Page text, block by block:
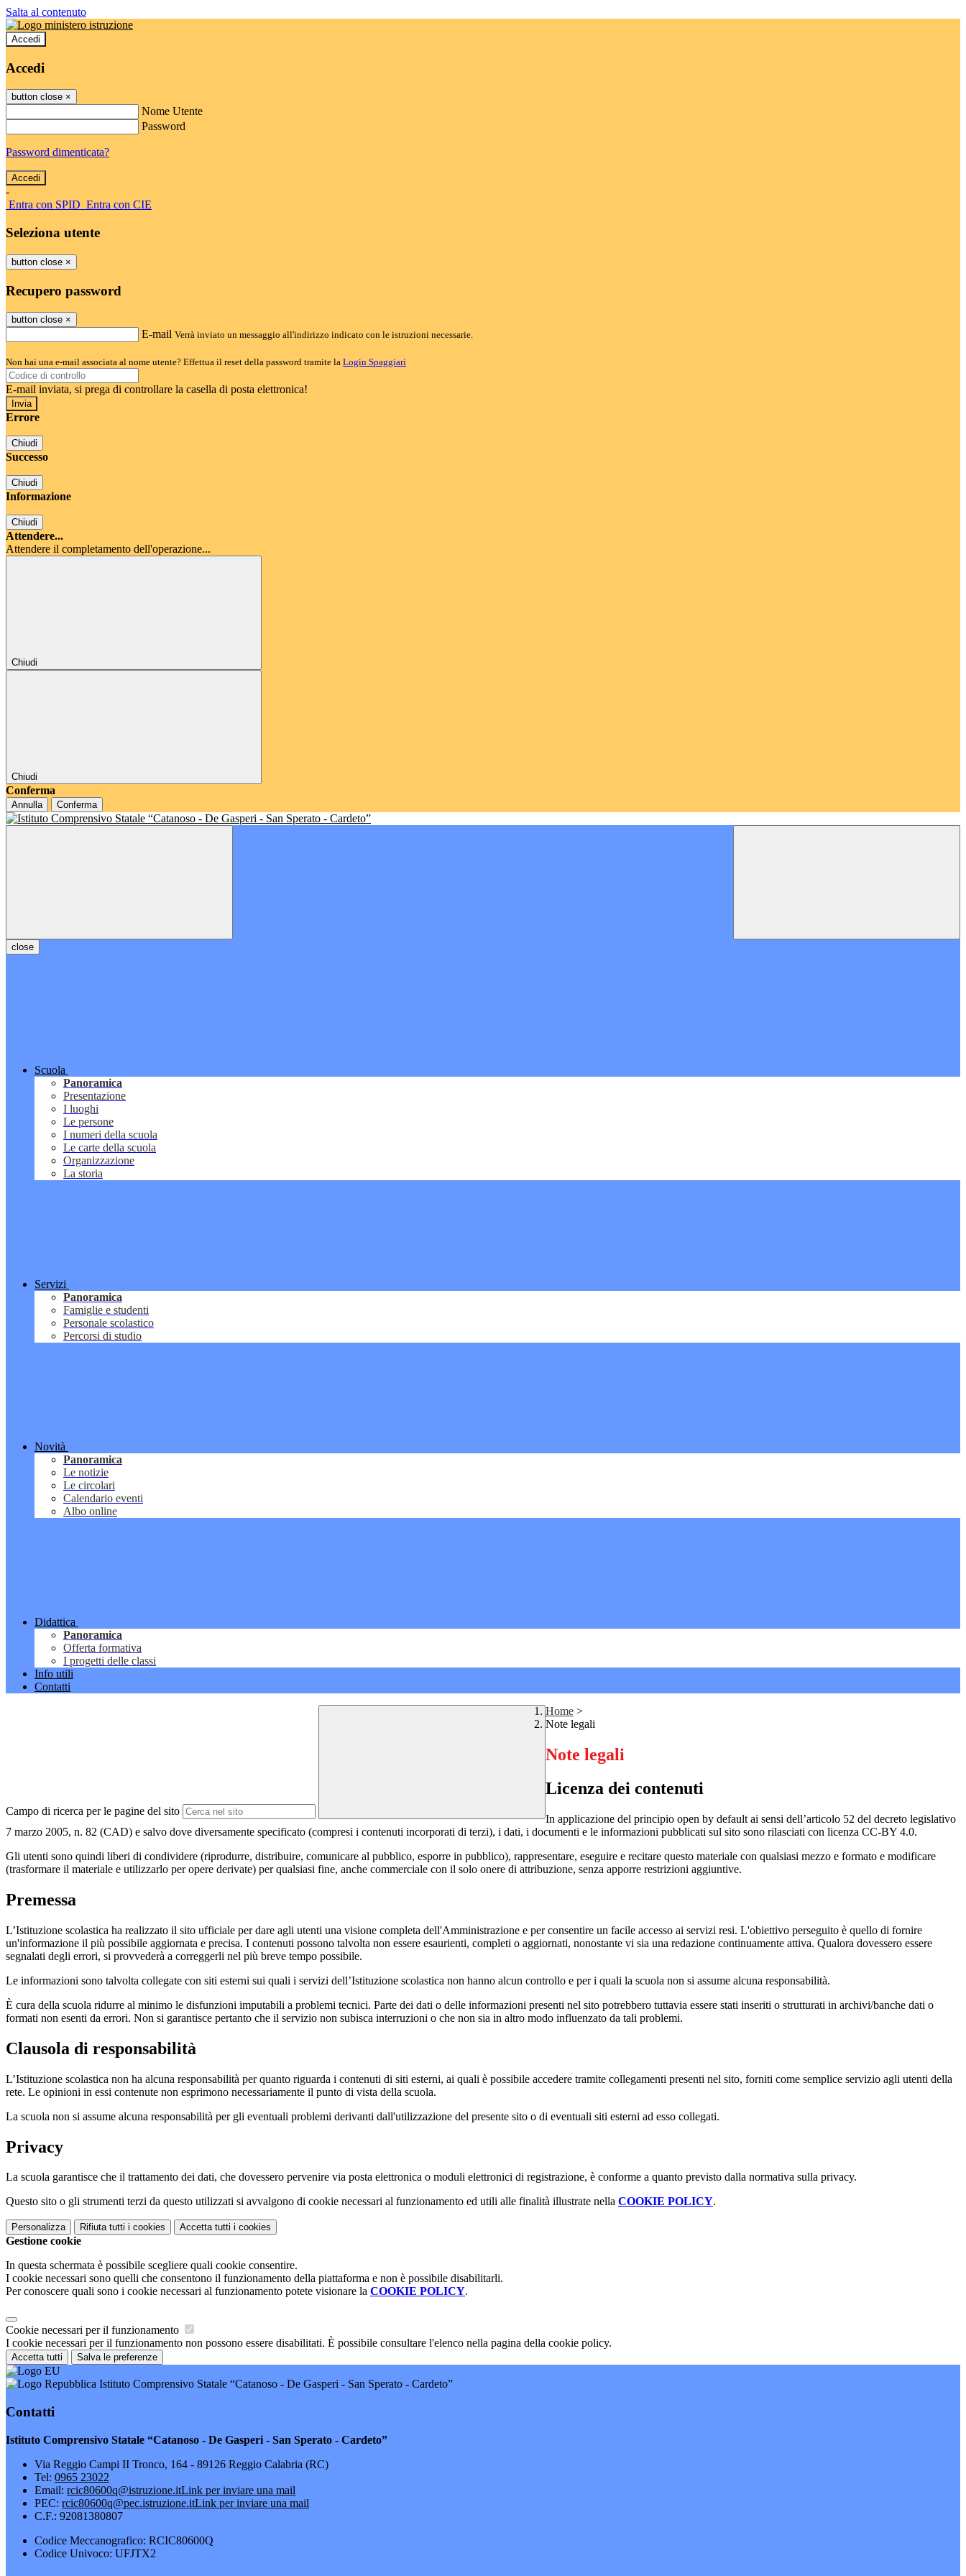
Salta al contenuto
Accedi
Accedi
button close ×
Nome Utente
Password
Password dimenticata?
-
Entra con SPID Entra con CIE
Seleziona utente
button close ×
Recupero password
button close ×
E-mail Verrà inviato un messaggio all'indirizzo indicato con le istruzioni necessarie.
Non hai una e-mail associata al nome utente? Effettua il reset della password tramite la Login Spaggiari
E-mail inviata, si prega di controllare la casella di posta elettronica!
Errore
Chiudi
Successo
Chiudi
Informazione
Chiudi
Attendere...
Attendere il completamento dell'operazione...
Chiudi
Chiudi
Conferma
Annulla Conferma
close
Scuola
Panoramica
Presentazione
I luoghi
Le persone
I numeri della scuola
Le carte della scuola
Organizzazione
La storia
Servizi
Panoramica
Famiglie e studenti
Personale scolastico
Percorsi di studio
Novità
Panoramica
Le notizie
Le circolari
Calendario eventi
Albo online
Didattica
Panoramica
Offerta formativa
I progetti delle classi
Info utili
Contatti
Campo di ricerca per le pagine del sito
Home >
Note legali
Note legali
Licenza dei contenuti
In applicazione del principio open by default ai sensi dell’articolo 52 del decreto legislativo
7 marzo 2005, n. 82 (CAD) e salvo dove diversamente specificato (compresi i contenuti incorporati di terzi), i dati, i documenti e le informazioni pubblicati sul sito sono rilasciati con licenza CC-BY 4.0.
Gli utenti sono quindi liberi di condividere (riprodurre, distribuire, comunicare al pubblico, esporre in pubblico), rappresentare, eseguire e recitare questo materiale con qualsiasi mezzo e formato e modificare
(trasformare il materiale e utilizzarlo per opere derivate) per qualsiasi fine, anche commerciale con il solo onere di attribuzione, senza apporre restrizioni aggiuntive.
Premessa
L’Istituzione scolastica ha realizzato il sito ufficiale per dare agli utenti una visione completa dell'Amministrazione e per consentire un facile accesso ai servizi resi. L'obiettivo perseguito è quello di fornire
un'informazione il più possibile aggiornata e precisa. I contenuti possono talvolta non essere esaurienti, completi o aggiornati, nonostante vi sia una redazione continuamente attiva. Qualora dovessero essere
segnalati degli errori, si provvederà a correggerli nel più breve tempo possibile.
Le informazioni sono talvolta collegate con siti esterni sui quali i servizi dell’Istituzione scolastica non hanno alcun controllo e per i quali la scuola non si assume alcuna responsabilità.
È cura della scuola ridurre al minimo le disfunzioni imputabili a problemi tecnici. Parte dei dati o delle informazioni presenti nel sito potrebbero tuttavia essere stati inseriti o strutturati in archivi/banche dati o
formati non esenti da errori. Non si garantisce pertanto che il servizio non subisca interruzioni o che non sia in altro modo influenzato da tali problemi.
Clausola di responsabilità
L’Istituzione scolastica non ha alcuna responsabilità per quanto riguarda i contenuti di siti esterni, ai quali è possibile accedere tramite collegamenti presenti nel sito, forniti come semplice servizio agli utenti della
rete. Le opinioni in essi contenute non esprimono necessariamente il punto di vista della scuola.
La scuola non si assume alcuna responsabilità per gli eventuali problemi derivanti dall'utilizzazione del presente sito o di eventuali siti esterni ad esso collegati.
Privacy
La scuola garantisce che il trattamento dei dati, che dovessero pervenire via posta elettronica o moduli elettronici di registrazione, è conforme a quanto previsto dalla normativa sulla privacy.
Questo sito o gli strumenti terzi da questo utilizzati si avvalgono di cookie necessari al funzionamento ed utili alle finalità illustrate nella COOKIE POLICY.
Personalizza Rifiuta tutti i cookies Accetta tutti i cookies
Gestione cookie
In questa schermata è possibile scegliere quali cookie consentire.
I cookie necessari sono quelli che consentono il funzionamento della piattaforma e non è possibile disabilitarli.
Per conoscere quali sono i cookie necessari al funzionamento potete visionare la COOKIE POLICY.
Cookie necessari per il funzionamento
I cookie necessari per il funzionamento non possono essere disabilitati. È possibile consultare l'elenco nella pagina della cookie policy.
Accetta tutti Salva le preferenze
Istituto Comprensivo Statale “Catanoso - De Gasperi - San Sperato - Cardeto”
Contatti
Istituto Comprensivo Statale “Catanoso - De Gasperi - San Sperato - Cardeto”
Via Reggio Campi II Tronco, 164 - 89126 Reggio Calabria (RC)
Tel: 0965 23022
Email: rcic80600q@istruzione.itLink per inviare una mail
PEC: rcic80600q@pec.istruzione.itLink per inviare una mail
C.F.: 92081380807
Codice Meccanografico: RCIC80600Q
Codice Univoco: UFJTX2